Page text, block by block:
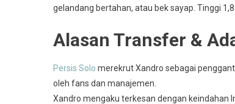
gelandang bertahan, atau bek sayap. Tinggi
Alasan Transfer &
Persis Solo merekrut Xandro sebagai
oleh fans dan manajemen.
Xandro mengaku terkesan dengan keindahan